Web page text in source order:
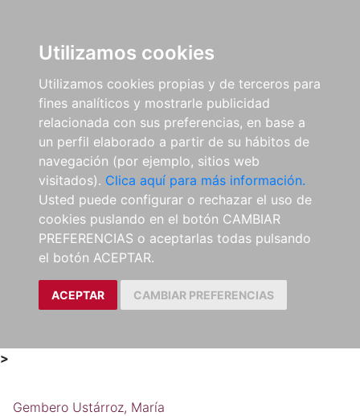
Utilizamos cookies
Utilizamos cookies propias y de terceros para
fines analíticos y mostrarle publicidad
relacionada con sus preferencias, en base a
un perfil elaborado a partir de su hábitos de
navegación (por ejemplo, sitios web
visitados). Clica aquí para más información.
Usted puede configurar o rechazar el uso de
cookies puslando en el botón CAMBIAR
PREFERENCIAS o aceptarlas todas pulsando
el botón ACEPTAR.
ACEPTAR CAMBIAR PREFERENCIAS
>
Gembero Ustárroz, María